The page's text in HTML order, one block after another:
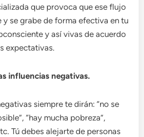
que provoca que ese flujo
y se grabe de forma efectiva en tu
y así vivas de acuerdo
expectativas.
influencias negativas.
siempre te dirán: “no se
“hay mucha pobreza”,
Tú debes alejarte de personas